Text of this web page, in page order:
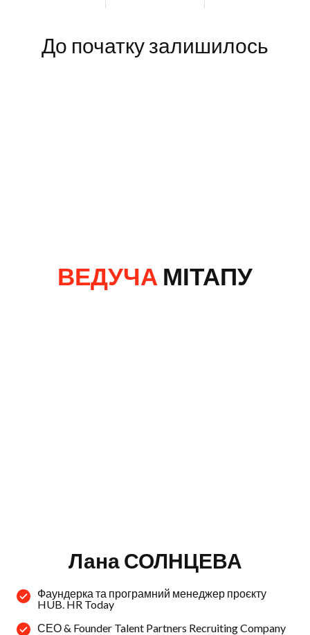
До початку залишилось
ВЕДУЧА МІТАПУ
Лана СОЛНЦЕВА
Фаундерка та програмний менеджер проєкту
HUB. HR Today
СЕО & Founder Talent Partners Recruiting Company